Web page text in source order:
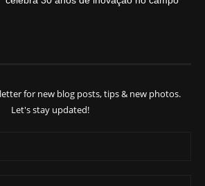
for new blog posts, tips & new photos.
Let's stay updated!